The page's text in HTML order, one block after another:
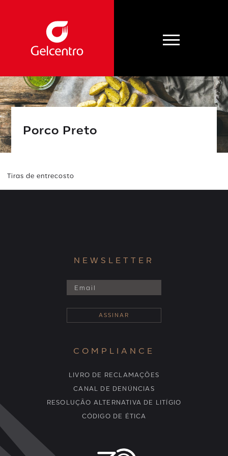
Porco Preto
Tiras de entrecosto
NEWSLETTER
COMPLIANCE
LIVRO DE RECLAMAÇÕES
CANAL DE DENÚNCIAS
RESOLUÇÃO ALTERNATIVA DE LITÍGIO
CÓDIGO DE ÉTICA